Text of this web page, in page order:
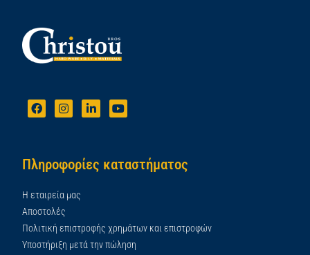
Πληροφορίες καταστήματος
Η εταιρεία μας
Αποστολές
Πολιτική επιστροφής χρημάτων και επιστροφών
Υποστήριξη μετά την πώληση